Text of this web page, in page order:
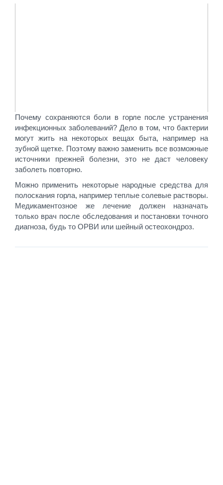
Почему сохраняются боли в горле после устранения
инфекционных заболеваний? Дело в том, что бактерии
могут жить на некоторых вещах быта, например на
зубной щетке. Поэтому важно заменить все возможные
источники прежней болезни, это не даст человеку
заболеть повторно.
Можно применить некоторые народные средства для
полоскания горла, например теплые солевые растворы.
Медикаментозное же лечение должен назначать
только врач после обследования и постановки точного
диагноза, будь то ОРВИ или шейный остеохондроз.